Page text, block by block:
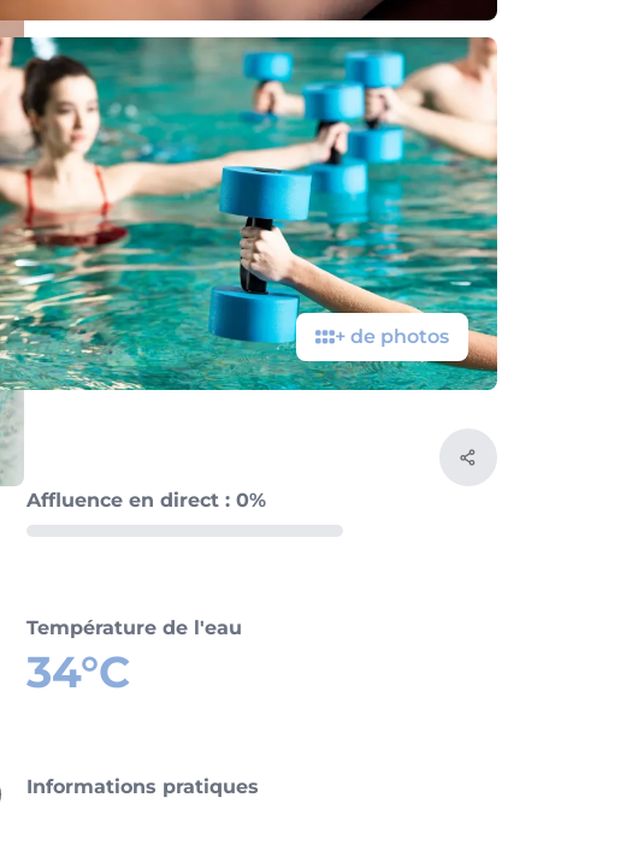
+ de photos
Affluence en direct : 0%
Température de l'eau
34°C
Informations pratiques